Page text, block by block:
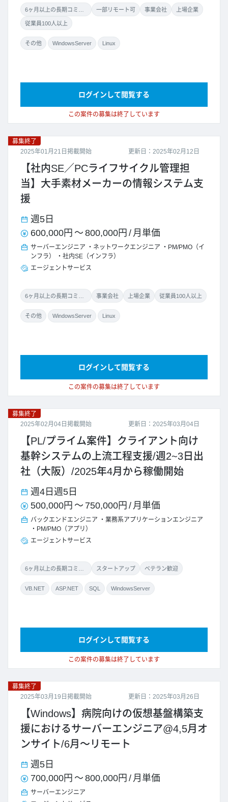
一部リモート可 事業会社 上場企業
従業員100人以上
その他 WindowsServer Linux
この案件の募集は終了しています
ログインして閲覧する
更新日：2025年02月12日
募集終了
2025年01月21日掲載開始
【社内SE／PCライフサイクル管理担
当】大手素材メーカーの情報システム支
援
週5日
600,000円 ～ 800,000円 / 月単価
サーバーエンジニア ネットワークエンジニア
PM/PMO（イ
ンフラ）
社内SE（インフラ）
エージェントサービス
事業会社 上場企業 従業員100人以上
その他 WindowsServer Linux
この案件の募集は終了しています
ログインして閲覧する
更新日：2025年03月04日
募集終了
2025年02月04日掲載開始
【PL/プライム案件】クライアント向け
基幹システムの上流工程支援/週2~3日出
社（大阪）/2025年4月から稼働開始
週4日 週5日
500,000円 ～ 750,000円 / 月単価
バックエンドエンジニア
業務系アプリケーションエンジニア
PM/PMO（アプリ）
エージェントサービス
スタートアップ ベテラン歓迎
VB.NET ASP.NET SQL WindowsServer
この案件の募集は終了しています
ログインして閲覧する
更新日：2025年03月26日
募集終了
2025年03月19日掲載開始
【Windows】病院向けの仮想基盤構築支
援におけるサーバーエンジニア@4,5月オ
ンサイト/6月～リモート
週5日
700,000円 ～ 800,000円 / 月単価
サーバーエンジニア